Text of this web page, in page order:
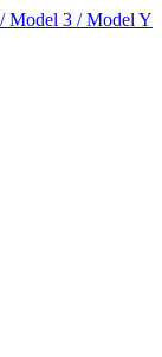
Model 3 / Model Y